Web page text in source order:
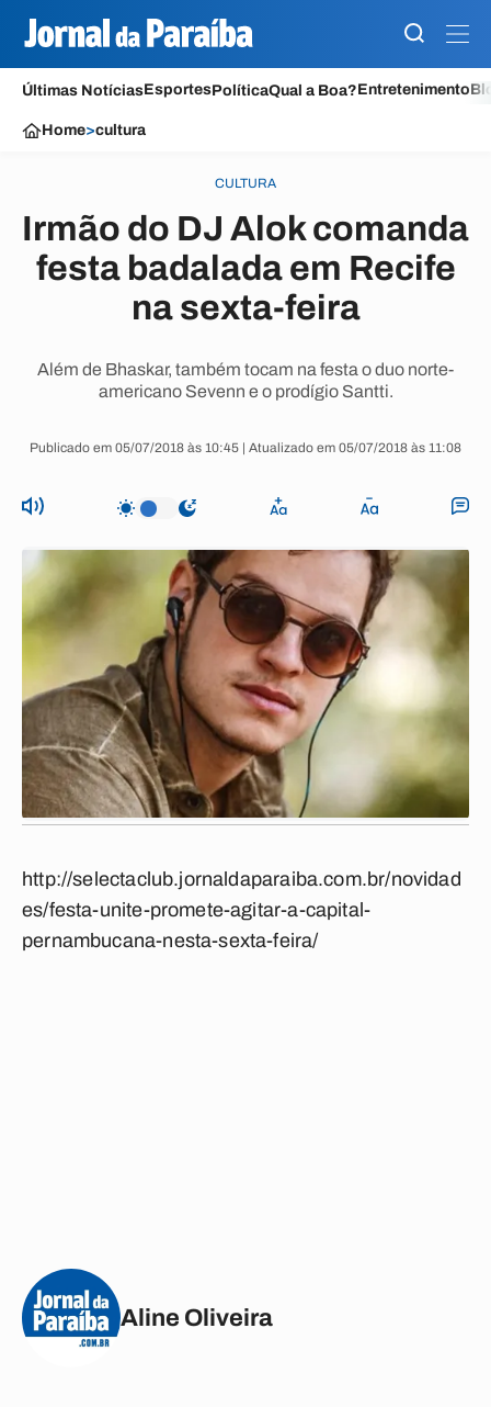
Últimas NotíciasEsportesPolíticaQual a Boa?Entretenimento
Home>cultura
CULTURA
Irmão do DJ Alok comanda
festa badalada em Recife
na sexta-feira
Além de Bhaskar, também tocam na festa o duo norte-
americano Sevenn e o prodígio Santti.
Publicado em 05/07/2018 às 10:45 | Atualizado em 05/07/2018 às 11:08
http://selectaclub.jornaldaparaiba.com.br/novidad
es/festa-unite-promete-agitar-a-capital-
pernambucana-nesta-sexta-feira/
Aline Oliveira